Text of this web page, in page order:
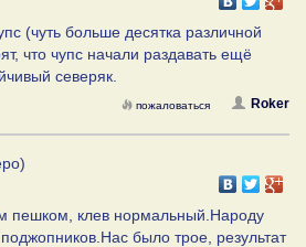
(чуть больше десятка различной
что чупс начали раздавать ещё
северяк.
Roker
пожаловаться
пешком, клев нормальный.Народу
было трое, результат